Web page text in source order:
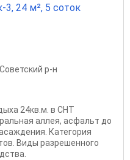
24 м², 5 соток
Советский р-н
24кв.м. в СНТ
аллея, асфальт до
Категория
Виды разрешенного